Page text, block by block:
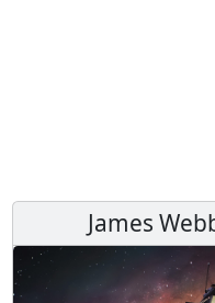
James